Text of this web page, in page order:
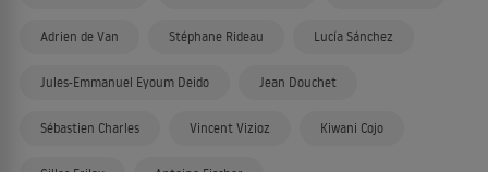
Adrien de Van Stéphane Rideau Lucía Sánchez
Jules-Emmanuel Eyoum Deido Jean Douchet
Sébastien Charles Vincent Vizioz Kiwani Cojo